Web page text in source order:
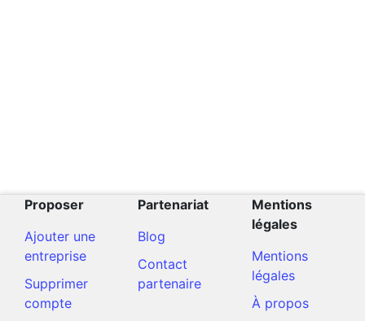
Proposer
Ajouter une
entreprise
Supprimer
compte
Partenariat
Blog
Contact
partenaire
Mentions
légales
Mentions
légales
À propos